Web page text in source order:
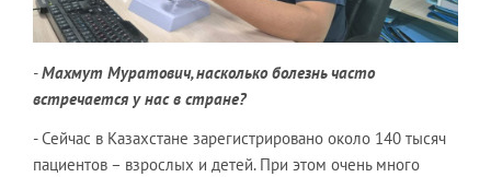
-Махмут Муратович, насколько болезнь часто
встречается у нас в стране?
- Сейчас в Казахстане зарегистрировано около 140 тысяч
пациентов – взрослых и детей. При этом очень много